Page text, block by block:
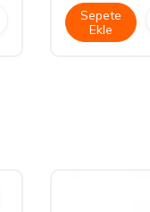
Sepete
Ekle